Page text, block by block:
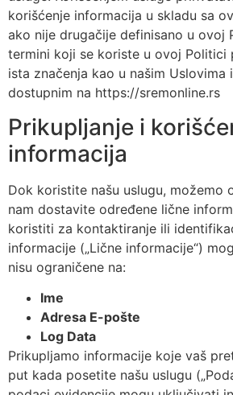
korišćenje informacija u skladu sa
ako nije drugačije definisano u ovoj
termini koji se koriste u ovoj Politici
ista značenja kao u našim Uslovima
dostupnim na https://sremonline.rs
Prikupljanje i
informacija
Dok koristite našu uslugu, možemo
nam dostavite određene lične
koristiti za kontaktiranje ili
informacije („Lične informacije“)
nisu ograničene na:
Ime
Adresa E-pošte
Log Data
Prikupljamo informacije koje vaš
put kada posetite našu uslugu